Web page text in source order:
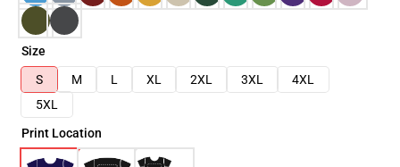
Size
S
M L XL 2XL 3XL
4XL
5XL
Print Location